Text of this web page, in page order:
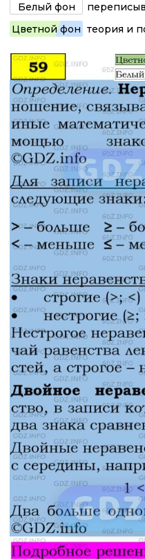
Белый фон
Цветной фон теория и